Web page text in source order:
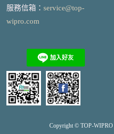
服務信箱： service@top-
wipro.com
Copyright © TOP-WIPRO